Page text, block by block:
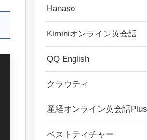
Hanaso
Kiminiオンライン英会話
QQ English
クラウティ
産経オンライン英会話Plus
ベストティチャー